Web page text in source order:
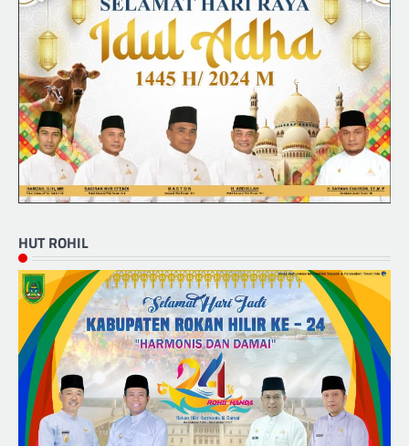
HUT ROHIL